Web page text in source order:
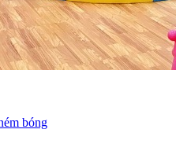
bóng